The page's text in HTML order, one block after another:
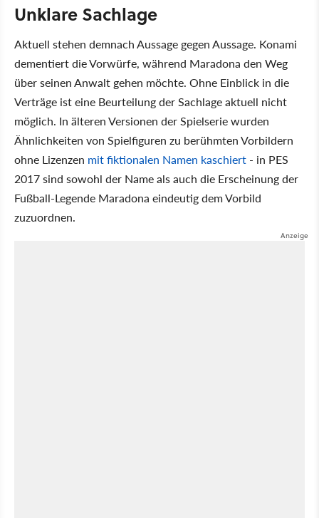
Unklare Sachlage
Aktuell stehen demnach Aussage gegen Aussage. Konami
dementiert die Vorwürfe, während Maradona den Weg
über seinen Anwalt gehen möchte. Ohne Einblick in die
Verträge ist eine Beurteilung der Sachlage aktuell nicht
möglich. In älteren Versionen der Spielserie wurden
Ähnlichkeiten von Spielfiguren zu berühmten Vorbildern
ohne Lizenzen mit fiktionalen Namen kaschiert - in PES
2017 sind sowohl der Name als auch die Erscheinung der
Fußball-Legende Maradona eindeutig dem Vorbild
zuzuordnen.